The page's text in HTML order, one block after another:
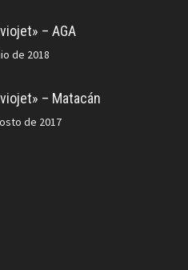
– AGA
de 2018
– Matacán
de 2017